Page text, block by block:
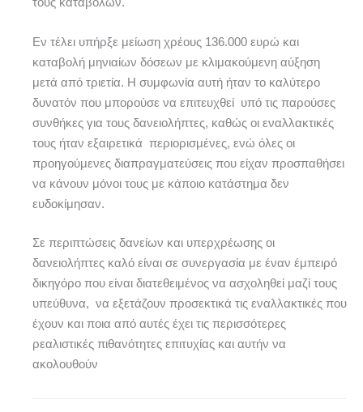
τους καταβολών.
Εν τέλει υπήρξε μείωση χρέους 136.000 ευρώ και
καταβολή μηνιαίων δόσεων με κλιμακούμενη αύξηση
μετά από τριετία. Η συμφωνία αυτή ήταν το καλύτερο
δυνατόν που μπορούσε να επιτευχθεί υπό τις παρούσες
συνθήκες για τους δανειολήπτες, καθώς οι εναλλακτικές
τους ήταν εξαιρετικά περιορισμένες, ενώ όλες οι
προηγούμενες διαπραγματεύσεις που είχαν προσπαθήσει
να κάνουν μόνοι τους με κάποιο κατάστημα δεν
ευδοκίμησαν.
Σε περιπτώσεις δανείων και υπερχρέωσης οι
δανειολήπτες καλό είναι σε συνεργασία με έναν έμπειρό
δικηγόρο που είναι διατεθειμένος να ασχοληθεί μαζί τους
υπεύθυνα, να εξετάζουν προσεκτικά τις εναλλακτικές που
έχουν και ποια από αυτές έχει τις περισσότερες
ρεαλιστικές πιθανότητες επιτυχίας και αυτήν να
ακολουθούν